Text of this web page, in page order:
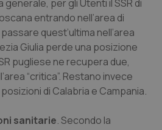
per gli Utenti il SSR di
entrando nell’area di
quest’ultima nell’area
Giulia perde una posizione
pugliese ne recupera due,
“critica”. Restano invece
di Calabria e Campania.
sanitarie. Secondo la